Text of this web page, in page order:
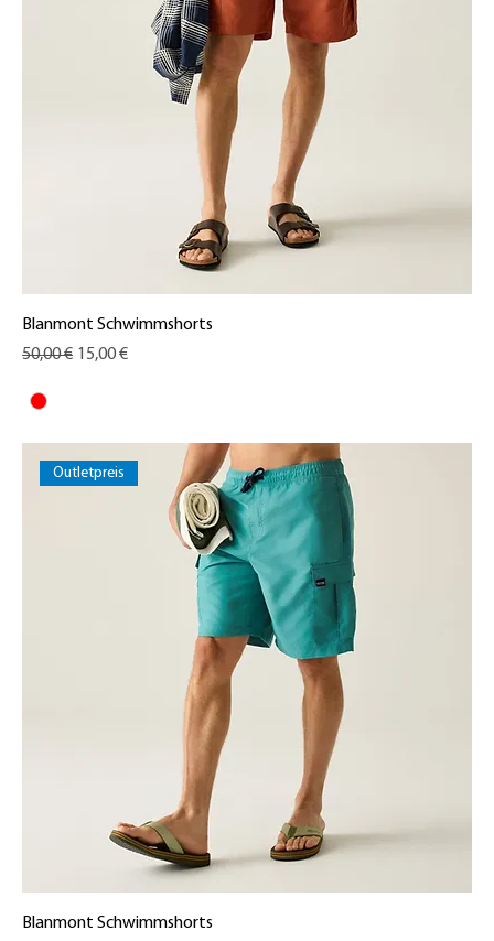
Blanmont Schwimmshorts
Standardpreis
50,00 € Sale-Preis
15,00 €
Outletpreis
Blanmont Schwimmshorts